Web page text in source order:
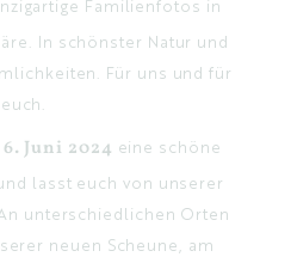
Familienfotos in
In schönster Natur und
Für uns und für
euch.
Juni 2024 eine schöne
lasst euch von unserer
unterschiedlichen Orten
neuen Scheune, am